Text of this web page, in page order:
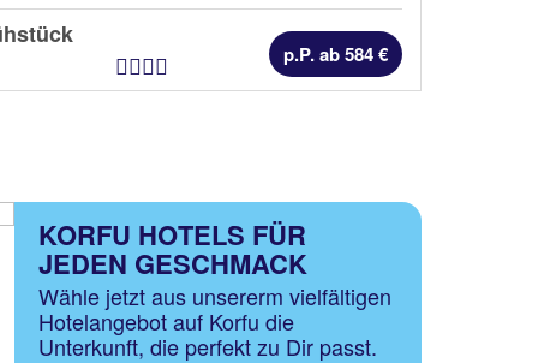
Hotel Kategorienp.P. ab 584 €
KORFU HOTELS FÜR
JEDEN GESCHMACK
Wähle jetzt aus unsererm vielfältigen
Hotelangebot auf Korfu die
Unterkunft, die perfekt zu Dir passt.